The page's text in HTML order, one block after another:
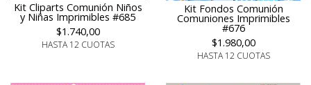
Kit Cliparts Comunión Niños
y Niñas Imprimibles #685
$1.740,00
HASTA 12 CUOTAS
Kit Fondos Comunión
Comuniones Imprimibles
#676
$1.980,00
HASTA 12 CUOTAS